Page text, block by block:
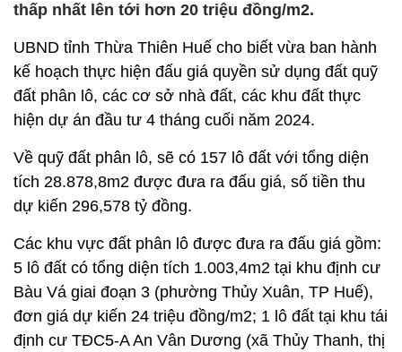
thấp nhất lên tới hơn 20 triệu đồng/m2.
UBND tỉnh Thừa Thiên Huế cho biết vừa ban hành
kế hoạch thực hiện đấu giá quyền sử dụng đất quỹ
đất phân lô, các cơ sở nhà đất, các khu đất thực
hiện dự án đầu tư 4 tháng cuối năm 2024.
Về quỹ đất phân lô, sẽ có 157 lô đất với tổng diện
tích 28.878,8m2 được đưa ra đấu giá, số tiền thu
dự kiến 296,578 tỷ đồng.
Các khu vực đất phân lô được đưa ra đấu giá gồm:
5 lô đất có tổng diện tích 1.003,4m2 tại khu định cư
Bàu Vá giai đoạn 3 (phường Thủy Xuân, TP Huế),
đơn giá dự kiến 24 triệu đồng/m2; 1 lô đất tại khu tái
định cư TĐC5-A An Vân Dương (xã Thủy Thanh, thị